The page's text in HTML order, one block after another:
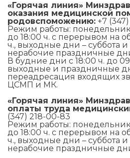
«Горячая линия»
оказания медицинской
родовспоможению: +7
Режим работы: понедельник
до 18:00 ч. с перерывом на
ч., выходные дни – суббота
нерабочие праздничные
В будние дни с 18:00 ч. до
выходные и праздничные
переадресация входящих
ЦСМП и МК.
«Горячая линия»
оплаты труда
(347) 218-00-83
Режим работы: понедельник
до 18:00 ч. с перерывом на
ч., выходные дни – суббота
нерабочие праздничные